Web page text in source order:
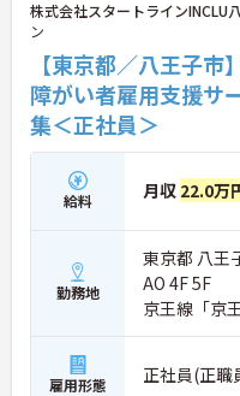
株式会社スタートラインINCLU
ン
【東京都／八王子
障がい者雇用支援サ
集＜正社員＞
給料 月収 22.0万
勤務地
東京都 八王
AO 4F 5F
京王線「京
雇用形態 正社員(正職